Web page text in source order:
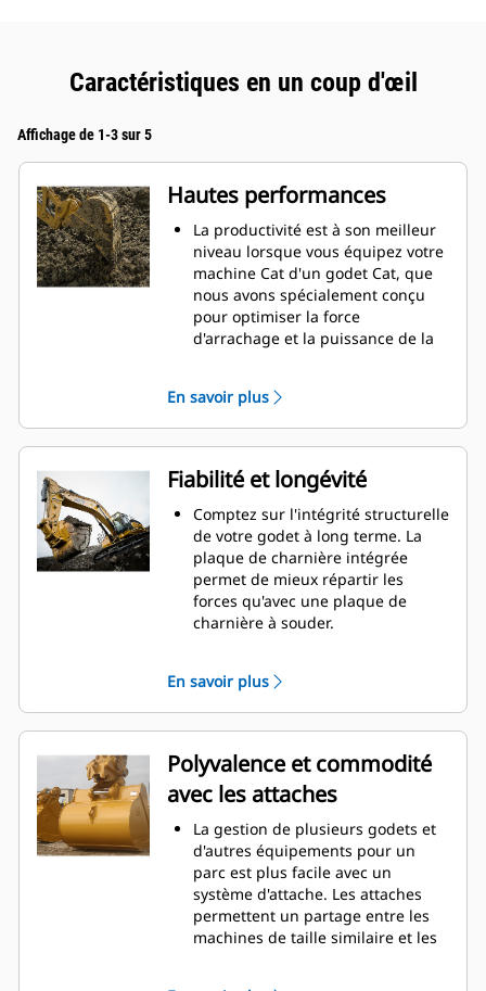
Caractéristiques en un coup d'œil
Affichage de 1-3 sur 5
Hautes performances
La productivité est à son meilleur
niveau lorsque vous équipez votre
machine Cat d'un godet Cat, que
nous avons spécialement conçu
pour optimiser la force
d'arrachage et la puissance de la
double améliore le flux des
matières dans le godet. Le
dégagement de talon accru
garantit que le fond du godet ne
frotte pas, ce qui réduit les coûts
d'entretien.
La consommation de carburant est
maximale lors de l'excavation. Les
godets Cat sont conçus pour
creuser dans les matériaux
rapidement afin d'améliorer
Chargez plus de matière plus
rapidement. La forme et les barres
latérales du godet permettent une
rétention optimale des matériaux
dans le godet à chaque charge.
En savoir plus
Fiabilité et longévité
Comptez sur l'intégrité structurelle
de votre godet à long terme. La
plaque de charnière intégrée
permet de mieux répartir les
forces qu'avec une plaque de
charnière à souder.
résistants à l'abrasion, en
particulier pour les composants
d'usure excessive.
Protégez les zones d'usure
excessive les plus importantes de
votre godet avec les outils
d'attaque du sol Cat
(GET). Les
protecteurs de longerons et les
couteaux latéraux permettent de
préserver les pièces du godet qui
entrent en contact et traversent
les matériaux le plus souvent.
Réduisez les coûts d'entretien en
En savoir plus
Polyvalence et commodité
avec les attaches
La gestion de plusieurs godets et
d'autres équipements pour un
parc est plus facile avec un
système d'attache. Les attaches
permettent un partage entre les
machines de taille similaire et les